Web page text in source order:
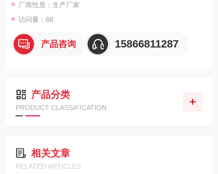
厂商性质：生产厂家
访问量：88
产品咨询 15866811287
产品分类
PRODUCT CLASSIFICATION
相关文章
RELATED ARTICLES